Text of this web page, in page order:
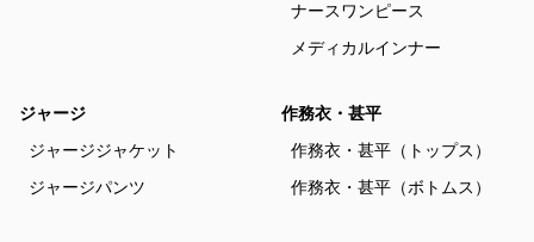
ナースワンピース
メディカルインナー
ジャージ
ジャージジャケット
ジャージパンツ
作務衣・甚平
作務衣・甚平（トップス）
作務衣・甚平（ボトムス）